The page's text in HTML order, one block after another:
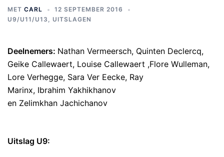
MET CARL
12 SEPTEMBER 2016
U9/U11/U13 , UITSLAGEN
Deelnemers: Nathan Vermeersch, Quinten Declercq,
Geike Callewaert, Louise Callewaert ,Flore Wulleman,
Lore Verhegge, Sara Ver Eecke, Ray
Marinx, Ibrahim Yakhikhanov
en Zelimkhan Jachichanov
Uitslag U9: